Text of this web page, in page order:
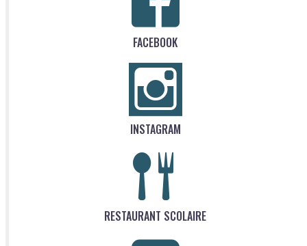
FACEBOOK
INSTAGRAM
RESTAURANT SCOLAIRE